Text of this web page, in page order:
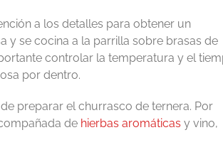
a los detalles para obtener un
y se cocina a la parrilla sobre brasas de
controlar la temperatura y el
por dentro.
preparar el churrasco de ternera. Por
de hierbas aromáticas y vino,